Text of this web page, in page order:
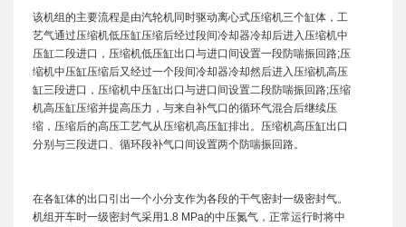
该机组的主要流程是由汽轮机同时驱动离心式压缩机三个缸体，工
艺气通过压缩机低压缸压缩后经过段间冷却器冷却后进入压缩机中
压缸二段进口，压缩机低压缸出口与进口间设置一段防喘振回路;压
缩机中压缸压缩后又经过一个段间冷却器冷却然后进入压缩机高压
缸三段进口，压缩机中压缸出口与进口间设置二段防喘振回路;压缩
机高压缸压缩并提高压力，与来自补气口的循环气混合后继续压
缩，压缩后的高压工艺气从压缩机高压缸排出。压缩机高压缸出口
分别与三段进口、循环段补气口间设置两个防喘振回路。
在各缸体的出口引出一个小分支作为各段的干气密封一级密封气。
机组开车时一级密封气采用1.8 MPa的中压氮气，正常运行时将中